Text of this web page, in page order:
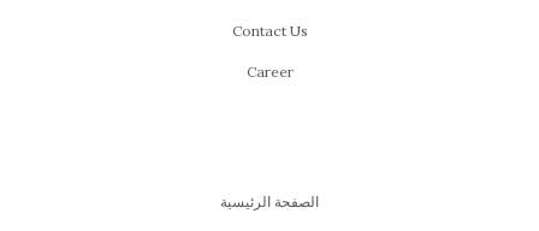
Contact Us
Career
الصفحة الرئيسية